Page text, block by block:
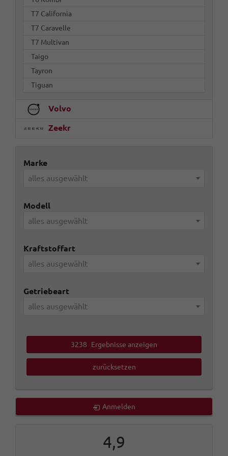
T7 California
T7 Caravelle
T7 Multivan
Taigo
Tayron
Tiguan
Volvo
Zeekr
Marke
alles ausgewählt
Modell
alles ausgewählt
Kraftstoffart
alles ausgewählt
Getriebeart
alles ausgewählt
3238 Ergebnisse anzeigen
zurücksetzen
Anmelden
4,9